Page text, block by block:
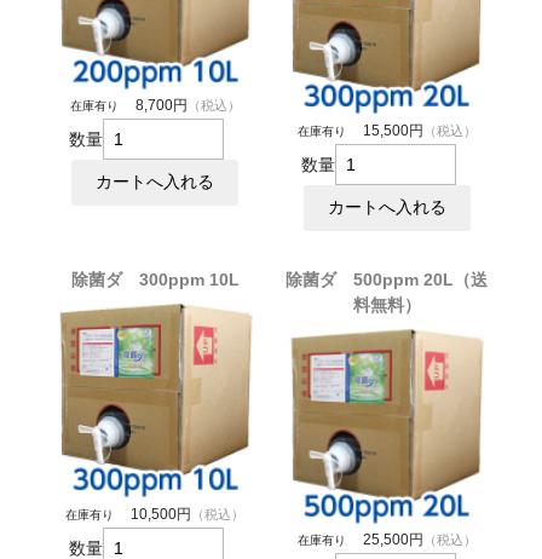
在庫有り 8,700円 （税込）
数量 在庫有り 15,500円 （税込）
数量
除菌ダ 300ppm 10L
在庫有り 10,500円 （税込）
数量
除菌ダ 500ppm 20L（送
料無料）
在庫有り 25,500円 （税込）